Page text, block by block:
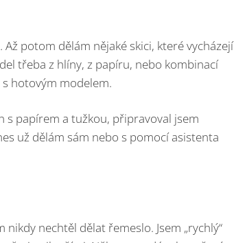
potom dělám nějaké skici, které vycházejí
třeba z hlíny, z papíru, nebo kombinací
hotovým modelem.
s papírem a tužkou, připravoval jsem
už dělám sám nebo s pomocí asistenta
nechtěl dělat řemeslo. Jsem „rychlý“